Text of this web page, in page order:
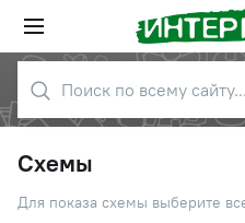
Схемы
Для показа схемы выберите